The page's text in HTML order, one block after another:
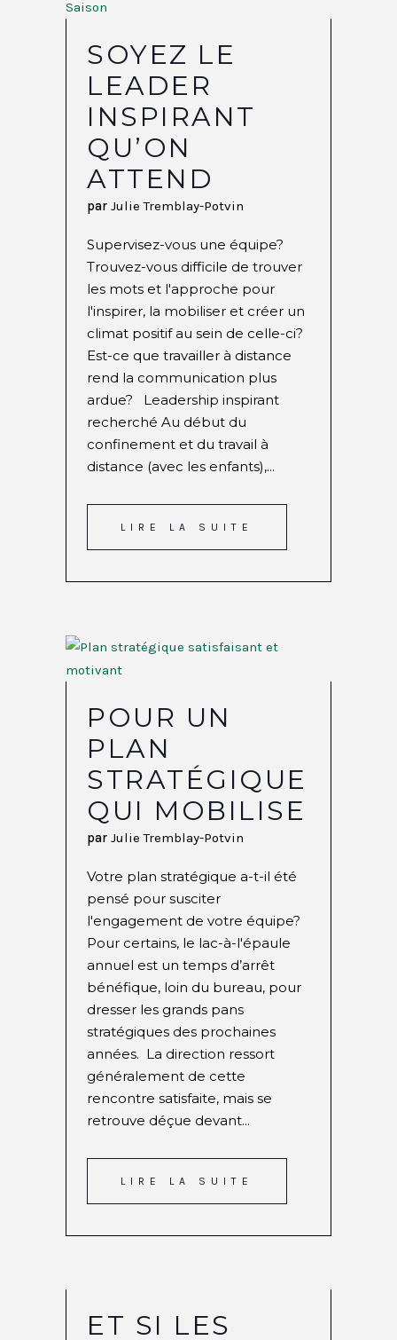
SOYEZ LE
LEADER
INSPIRANT
QU’ON
ATTEND
par Julie Tremblay-Potvin
Supervisez-vous une équipe?
Trouvez-vous difficile de trouver
les mots et l'approche pour
l'inspirer, la mobiliser et créer un
climat positif au sein de celle-ci?
Est-ce que travailler à distance
rend la communication plus
ardue? Leadership inspirant
recherché Au début du
confinement et du travail à
distance (avec les enfants),...
LIRE LA SUITE
POUR UN
PLAN
STRATÉGIQUE
QUI MOBILISE
par Julie Tremblay-Potvin
Votre plan stratégique a-t-il été
pensé pour susciter
l'engagement de votre équipe?
Pour certains, le lac-à-l'épaule
annuel est un temps d’arrêt
bénéfique, loin du bureau, pour
dresser les grands pans
stratégiques des prochaines
années. La direction ressort
généralement de cette
rencontre satisfaite, mais se
retrouve déçue devant...
LIRE LA SUITE
ET SI LES